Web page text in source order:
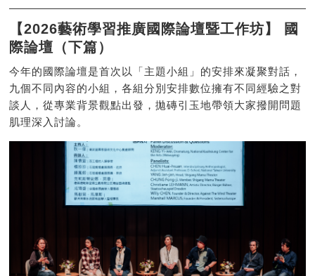
【2026藝術學習推廣國際論壇暨工作坊】 國
際論壇（下篇）
今年的國際論壇是首次以「主題小組」的安排來凝聚對話，
九個不同內容的小組，各組分別安排數位擁有不同經驗之對
談人，從專業背景觀點出發，拋磚引玉地帶領大家撥開問題
肌理深入討論。